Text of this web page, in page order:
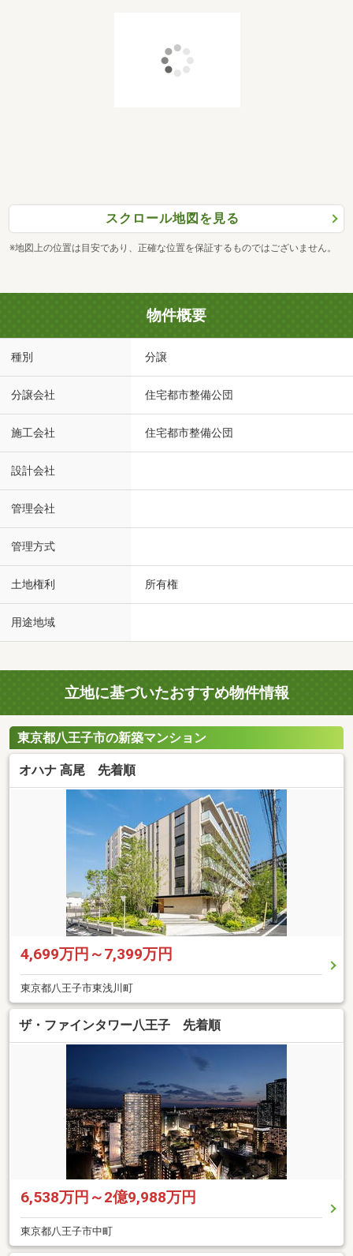
スクロール地図を見る
※地図上の位置は目安であり、正確な位置を保証するものではございません。
物件概要
種別 分譲
分譲会社 住宅都市整備公団
施工会社 住宅都市整備公団
設計会社
管理会社
管理方式
土地権利 所有権
用途地域
立地に基づいたおすすめ物件情報
東京都八王子市の新築マンション
オハナ 高尾 先着順
4,699万円～7,399万円
東京都八王子市東浅川町
ザ・ファインタワー八王子 先着順
6,538万円～2億9,988万円
東京都八王子市中町